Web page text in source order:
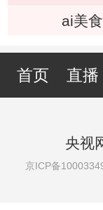
ai美食
首页 直播
央视
京ICP备